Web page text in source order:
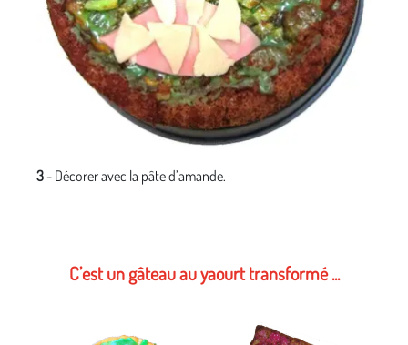
3- Décorer avec la pâte d’amande.
C’est ungâteau au yaourttransformé ...